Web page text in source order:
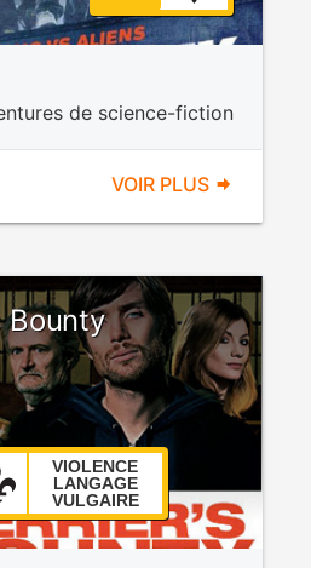
de science-fiction
VOIR PLUS
Bounty
VIOLENCE
LANGAGE
VULGAIRE